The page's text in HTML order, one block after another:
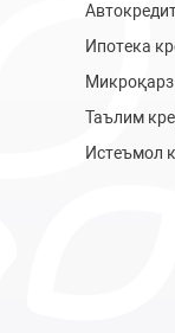
Ипотека
Микроқарз
Таълим
Истеъмол